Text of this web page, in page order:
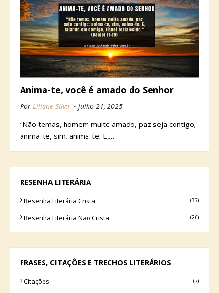
Anima-te, você é amado do Senhor
Por Liliane Silva julho 21, 2025
“Não temas, homem muito amado, paz seja contigo;
anima-te, sim, anima-te. E,…
RESENHA LITERÁRIA
Resenha Literária Cristã (37)
Resenha Literária Não Cristã (26)
FRASES, CITAÇÕES E TRECHOS LITERÁRIOS
Citações (7)